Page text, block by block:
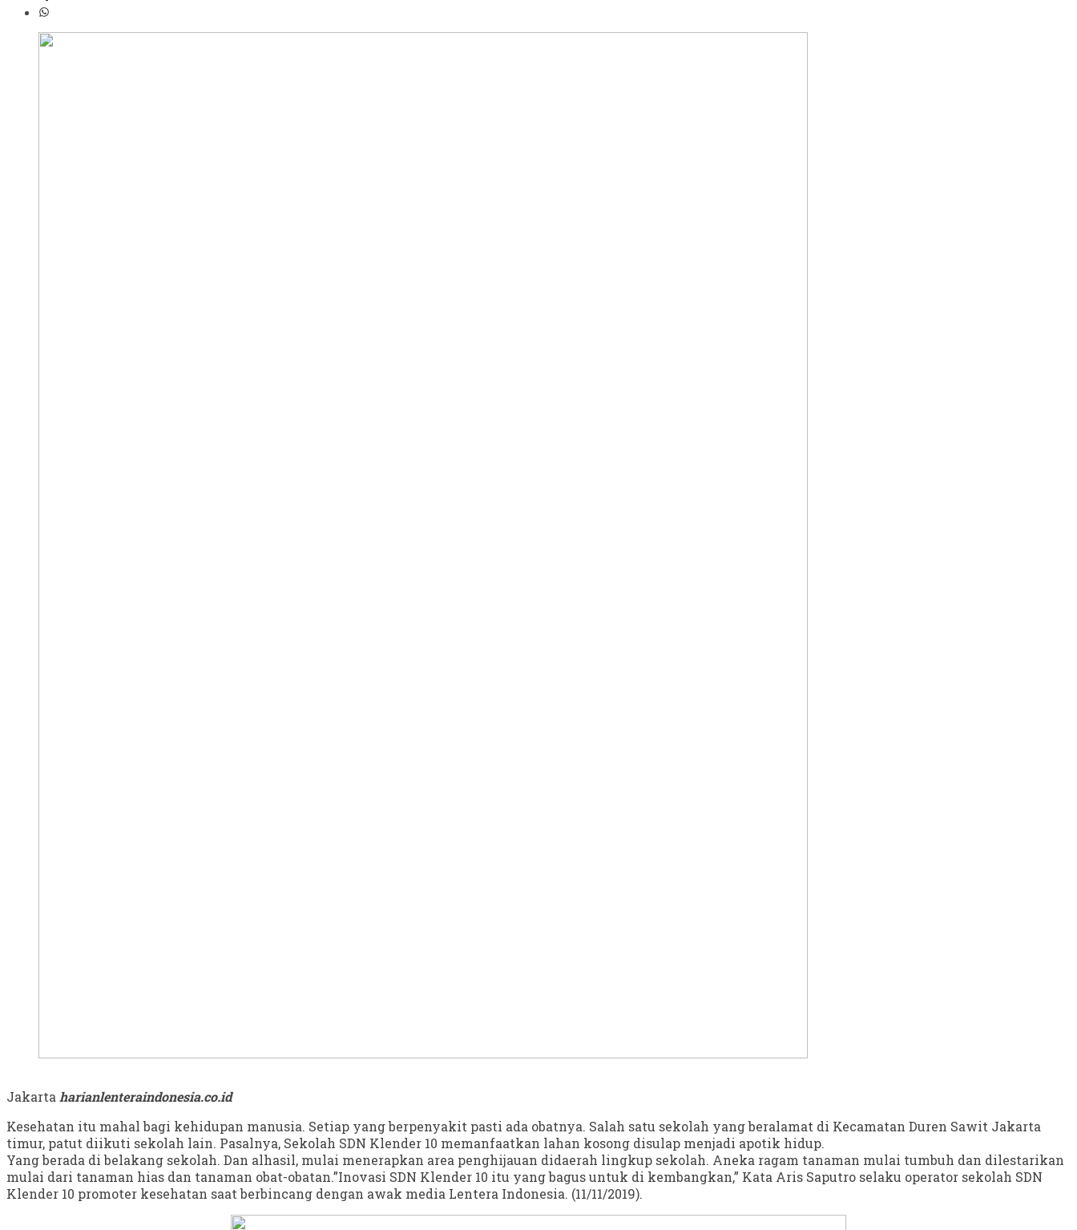
Jakarta harianlenteraindonesia.co.id
Kesehatan itu mahal bagi kehidupan manusia. Setiap yang berpenyakit pasti ada obatnya. Salah satu sekolah yang beralamat di Kecamatan Duren Sawit Jakarta
timur, patut diikuti sekolah lain. Pasalnya, Sekolah SDN Klender 10 memanfaatkan lahan kosong disulap menjadi apotik hidup.
Yang berada di belakang sekolah. Dan alhasil, mulai menerapkan area penghijauan didaerah lingkup sekolah. Aneka ragam tanaman mulai tumbuh dan dilestarikan
mulai dari tanaman hias dan tanaman obat-obatan.”Inovasi SDN Klender 10 itu yang bagus untuk di kembangkan,” Kata Aris Saputro selaku operator sekolah SDN
Klender 10 promoter kesehatan saat berbincang dengan awak media Lentera Indonesia. (11/11/2019).